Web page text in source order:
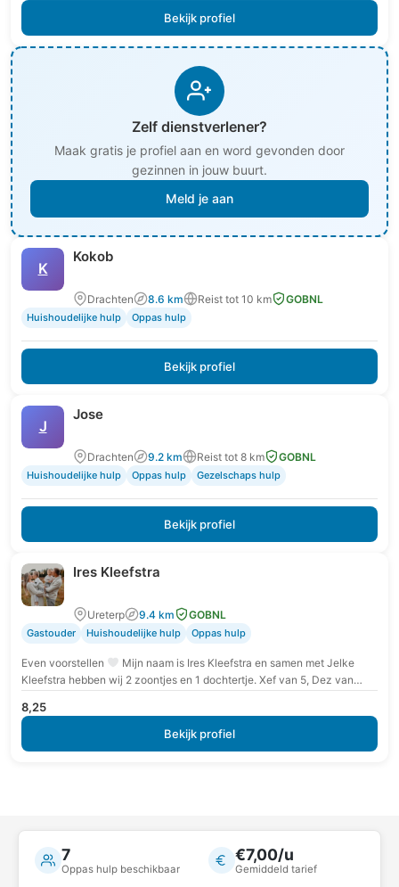
Bekijk profiel
Zelf dienstverlener?
Maak gratis je profiel aan en word gevonden door
gezinnen in jouw buurt.
Meld je aan
K
Kokob
Drachten 8.6 km Reist tot 10 km GOBNL
Huishoudelijke hulp Oppas hulp
Bekijk profiel
J
Jose
Drachten 9.2 km Reist tot 8 km GOBNL
Huishoudelijke hulp Oppas hulp Gezelschaps hulp
Bekijk profiel
Ires Kleefstra
Ureterp 9.4 km GOBNL
Gastouder Huishoudelijke hulp Oppas hulp
Even voorstellen
Mijn naam is Ires Kleefstra en samen met Jelke
Kleefstra hebben wij 2 zoontjes en 1 dochtertje. Xef van 5, Dez van…
8,25
Bekijk profiel
7
Oppas hulp beschikbaar
€7,00/u
Gemiddeld tarief